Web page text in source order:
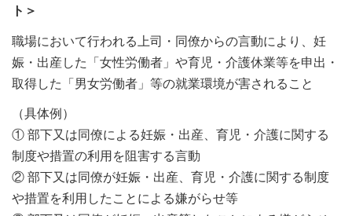
ト＞
職場において行われる上司・同僚からの言動により、妊
娠・出産した「女性労働者」や育児・介護休業等を申出・
取得した「男女労働者」等の就業環境が害されること
（具体例）
① 部下又は同僚による妊娠・出産、育児・介護に関する
制度や措置の利用を阻害する言動
② 部下又は同僚が妊娠・出産、育児・介護に関する制度
や措置を利用したことによる嫌がらせ等